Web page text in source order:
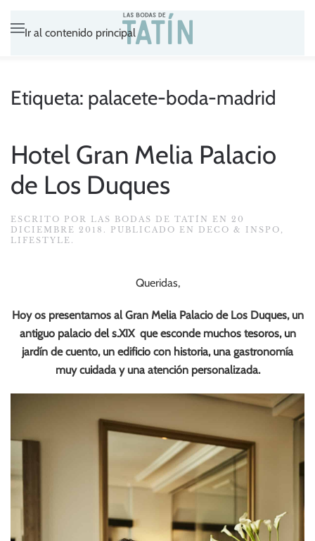
Ir al contenido principal
Etiqueta: palacete-boda-madrid
Hotel Gran Melia Palacio
de Los Duques
ESCRITO POR LAS BODAS DE TATÍN EN 20
DICIEMBRE 2018 . PUBLICADO EN DECO & INSPO ,
LIFESTYLE .
Queridas,
Hoy os presentamos al Gran Melia Palacio de Los Duques, un
antiguo palacio del s.XIX que esconde muchos tesoros, un
jardín de cuento, un edificio con historia, una gastronomía
muy cuidada y una atención personalizada.